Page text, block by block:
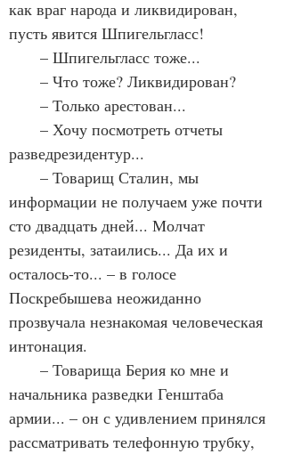
как враг народа и ликвидирован,
пусть явится Шпигельгласс!
       – Шпигельгласс тоже...
       – Что тоже? Ликвидирован?
       – Только арестован...
разведрезидентур...
информации не получаем уже почти
сто двадцать дней... Молчат
резиденты, затаились... Да их и
осталось-то... – в голосе
Поскребышева неожиданно
прозвучала незнакомая человеческая
интонация.
начальника разведки Генштаба
армии... – он с удивлением принялся
рассматривать телефонную трубку,